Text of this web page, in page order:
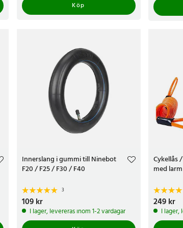
Köp
Innerslang i gummi till Ninebot
F20 / F25 / F30 / F40
3
Pris:109 kr
109 kr
I lager, levereras inom 1-2 vardagar
Cykellås
med larm
Pris:249 kr
249 kr
I lager,